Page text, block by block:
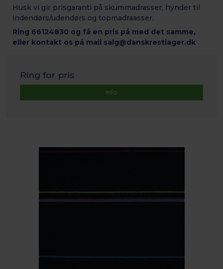
Husk vi gir prisgaranti på skummadrasser, hynder til
indendørs/udendørs og topmadraasser.
Ring 66124830 og få en pris på med det samme,
eller kontakt os på mail salg@danskrestlager.dk
Ring for pris
Info